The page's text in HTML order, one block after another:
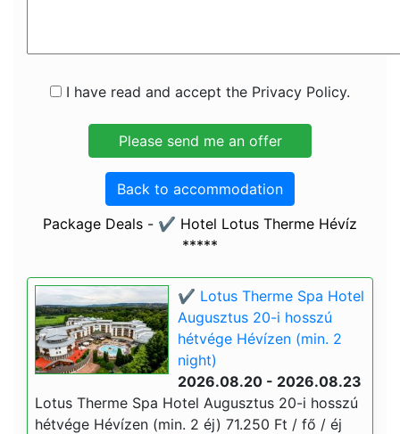
I have read and accept the Privacy Policy.
Back to accommodation
Package Deals - ✔️ Hotel Lotus Therme Hévíz
*****
✔️ Lotus Therme Spa Hotel
Augusztus 20-i hosszú
hétvége Hévízen (min. 2
night)
2026.08.20 - 2026.08.23
Lotus Therme Spa Hotel Augusztus 20-i hosszú
hétvége Hévízen (min. 2 éj) 71.250 Ft / fő / éj